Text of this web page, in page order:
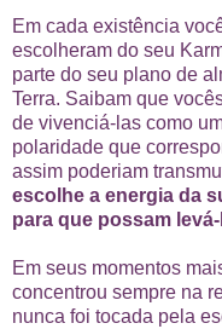
Em cada existência
escolheram do seu
parte do seu plano de
Terra. Saibam que
de vivenciá-las como
polaridade que
assim poderiam
escolhe a energia da
para que possam
Em seus momentos
concentrou sempre na
nunca foi tocada pela